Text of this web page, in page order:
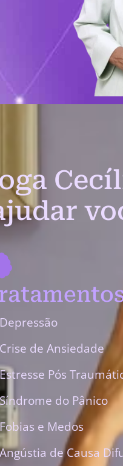
Depressão
Crise de Ansiedade
Estresse Pós
Síndrome do Pânico
Fobias e Medos
Angústia de Causa